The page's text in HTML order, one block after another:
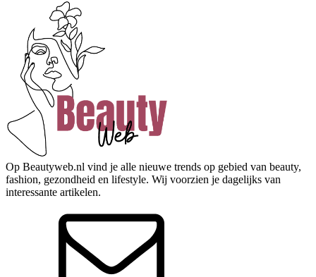
Op Beautyweb.nl vind je alle nieuwe trends op gebied van beauty,
fashion, gezondheid en lifestyle. Wij voorzien je dagelijks van
interessante artikelen.